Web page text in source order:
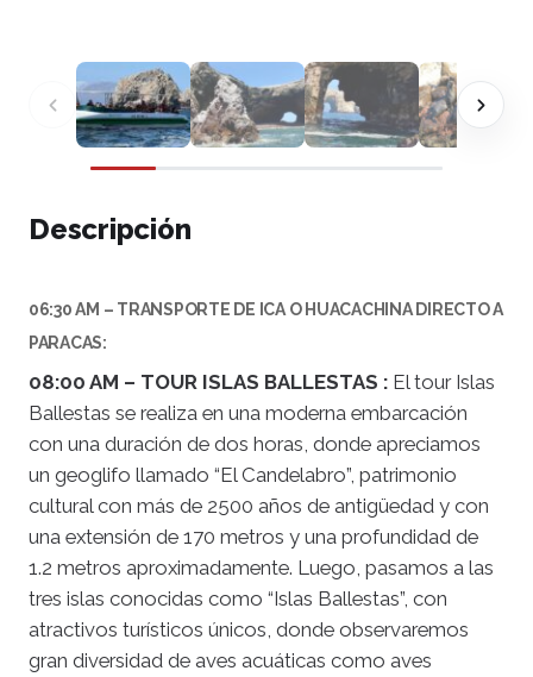
Descripción
06:30 AM – TRANSPORTE DE ICA O HUACACHINA DIRECTO A
PARACAS:
08:00 AM – TOUR ISLAS BALLESTAS : El tour Islas
Ballestas se realiza en una moderna embarcación
con una duración de dos horas, donde apreciamos
un geoglifo llamado “El Candelabro”, patrimonio
cultural con más de 2500 años de antigüedad y con
una extensión de 170 metros y una profundidad de
1.2 metros aproximadamente. Luego, pasamos a las
tres islas conocidas como “Islas Ballestas”, con
atractivos turísticos únicos, donde observaremos
gran diversidad de aves acuáticas como aves